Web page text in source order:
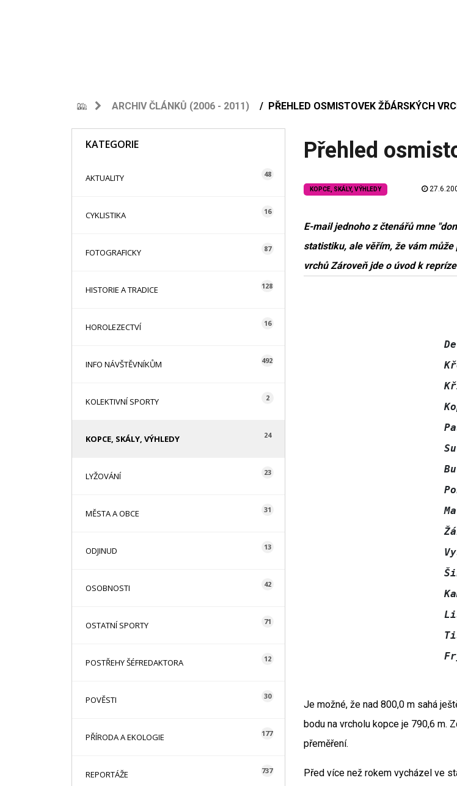
ARCHIV ČLÁNKŮ (2006 - 2011) PŘEHLED OSMISTOVEK ŽĎÁRSKÝCH
KATEGORIE
AKTUALITY 48
CYKLISTIKA 16
FOTOGRAFICKY 87
HISTORIE A TRADICE 128
HOROLEZECTVÍ 16
INFO NÁVŠTĚVNÍKŮM 492
KOLEKTIVNÍ SPORTY 2
KOPCE, SKÁLY, VÝHLEDY 24
LYŽOVÁNÍ 23
MĚSTA A OBCE 31
ODJINUD 13
OSOBNOSTI 42
OSTATNÍ SPORTY 71
POSTŘEHY ŠÉFREDAKTORA 12
POVĚSTI 30
PŘÍRODA A EKOLOGIE 177
REPORTÁŽE 737
Přehled
KOPCE, SKÁLY, VÝHLEDY
E-mail jednoho z čtenářů mne
statistiku, ale věřím, že vám
vrchů Zároveň jde o úvod k
Je možné, že nad 800,0 m sahá
bodu na vrcholu kopce je 790,6 m.
přeměření.
Před více než rokem vycházel ve